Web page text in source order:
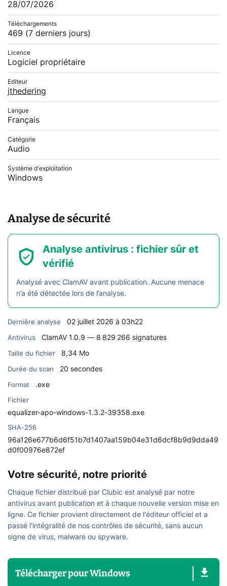
28/07/2026
Téléchargements
469 (7 derniers jours)
Licence
Logiciel propriétaire
Editeur
jthedering
Langue
Français
Catégorie
Audio
Système d'exploitation
Windows
Analyse de sécurité
Analyse antivirus : fichier sûr et
vérifié
Analysé avec ClamAV avant publication. Aucune menace
n’a été détectée lors de l’analyse.
Dernière analyse 02 juillet 2026 à 03h22
Antivirus ClamAV 1.0.9 — 8 829 266 signatures
Taille du fichier 8,34 Mo
Durée du scan 20 secondes
Format .exe
Fichier
equalizer-apo-windows-1.3.2-39358.exe
SHA-256
96a126e677b6d6f51b7d1407aa159b04e31d6dcf8b9d9dda49
d0f00976e872ef
Votre sécurité, notre priorité
Chaque fichier distribué par Clubic est analysé par notre
antivirus avant publication et à chaque nouvelle version mise en
ligne. Ce fichier provient directement de l'éditeur officiel et a
passé l'intégralité de nos contrôles de sécurité, sans aucun
signe de virus, malware ou spyware.
TéléchargerpourWindows